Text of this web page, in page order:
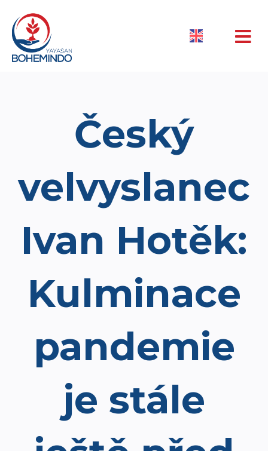
Český
velvyslanec
Ivan Hotěk:
Kulminace
pandemie
je stále